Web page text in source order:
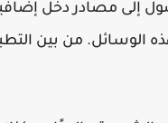
إلى مصادر دخل
الوسائل. من بين